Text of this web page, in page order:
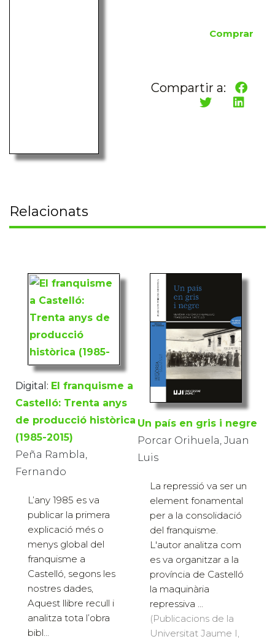
Comprar
Compartir a:
Relacionats
Digital: El franquisme a
Castelló: Trenta anys
de producció històrica
(1985-2015)
Peña Rambla,
Fernando
L’any 1985 es va
publicar la primera
explicació més o
menys global del
franquisme a
Castelló, segons les
nostres dades,
Aquest llibre recull i
analitza tota l’obra
bibl...
Un país en gris i negre
Porcar Orihuela, Juan
Luis
La repressió va ser un
element fonamental
per a la consolidació
del franquisme.
L'autor analitza com
es va organitzar a la
província de Castelló
la maquinària
repressiva ...
(Publicacions de la
Universitat Jaume I,